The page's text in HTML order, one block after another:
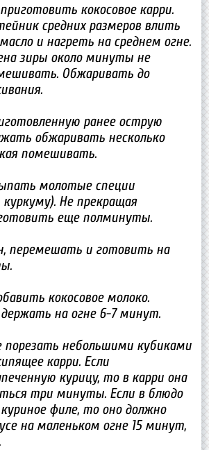
кокосовое карри.
средних размеров влить
и нагреть на среднем огне.
зиры около минуты не
Обжаривать до
ранее острую
обжаривать несколько
помешивать.
молотые специи
куркуму). Не прекращая
еще полминуты.
перемешать и готовить на
кокосовое молоко.
на огне 6-7 минут.
порезать небольшими кубиками
карри. Если
курицу, то в карри она
три минуты. Если в блюдо
филе, то оно должно
на маленьком огне 15 минут,